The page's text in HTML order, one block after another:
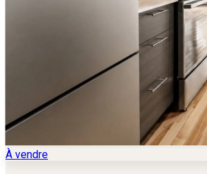
À vendre